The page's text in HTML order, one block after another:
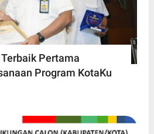
Terbaik Pertama
Program KotaKu